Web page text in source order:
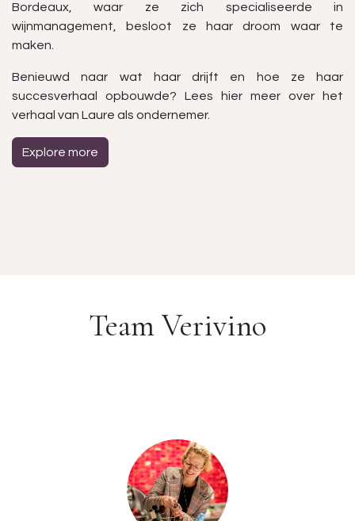
Bordeaux, waar ze zich specialiseerde in
wijnmanagement, besloot ze haar droom waar te
maken.
Benieuwd naar wat haar drijft en hoe ze haar
succesverhaal opbouwde? Lees hier meer over het
verhaal van Laure als ondernemer.
Explore more
Team Verivino